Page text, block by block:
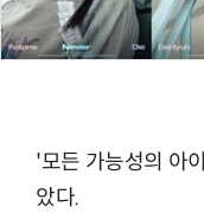
'모든 가능성의 아
았다.